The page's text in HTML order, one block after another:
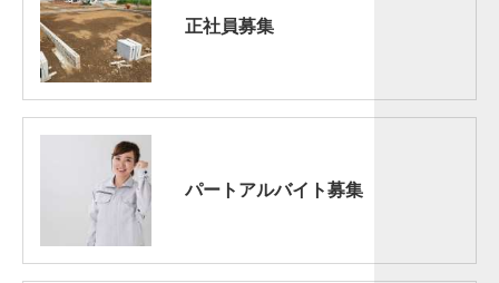
正社員募集
パートアルバイト募集